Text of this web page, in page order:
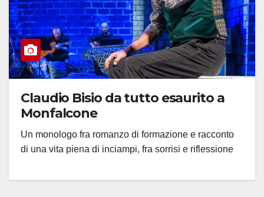
Claudio Bisio da tutto esaurito a
Monfalcone
Un monologo fra romanzo di formazione e racconto
di una vita piena di inciampi, fra sorrisi e riflessione